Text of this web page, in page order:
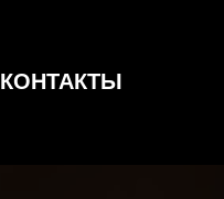
КОНТАКТЫ